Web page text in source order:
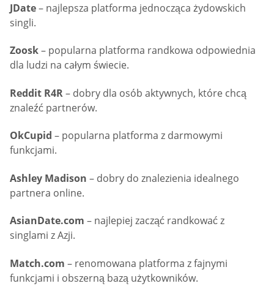
JDate– najlepsza platforma jednocząca żydowskich
singli.
Zoosk– popularna platforma randkowa odpowiednia
dla ludzi na całym świecie.
Reddit R4R– dobry dla osób aktywnych, które chcą
znaleźć partnerów.
OkCupid – popularna platforma z darmowymi
funkcjami.
Ashley Madison – dobry do znalezienia idealnego
partnera online.
AsianDate.com – najlepiej zacząć randkować z
singlami z Azji.
Match.com – renomowana platforma z fajnymi
funkcjami i obszerną bazą użytkowników.